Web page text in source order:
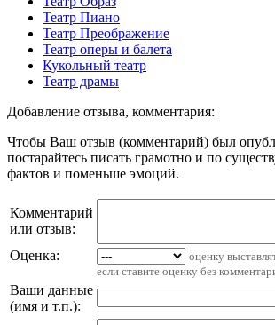
Театр Пиано
Театр Преображение
Театр оперы и балета
Кукольный театр
Театр драмы
Добавление отзыва, комментария:
Чтобы Ваш отзыв (комментарий) был
постарайтесь писать грамотно и по
фактов и поменьше эмоций.
Комментарий
или отзыв:
Оценка:
оценку
если ставите оценку без
Ваши данные
(имя и т.п.):